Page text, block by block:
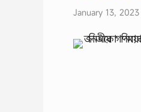
January 13, 2023